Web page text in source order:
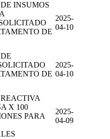
INSUMOS
DE
2025-
04-10
DE
2025-
04-10
X 100
PARA
2025-
04-09